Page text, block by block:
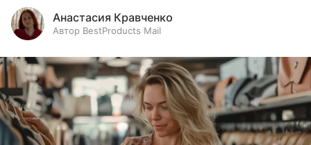
Анастасия Кравченко
Автор BestProducts Mail